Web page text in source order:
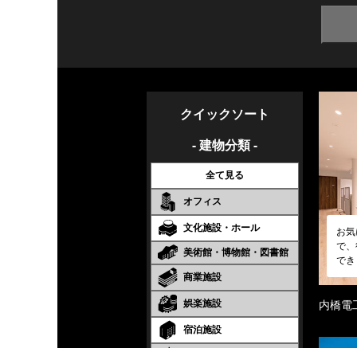
クイックソート
- 建物分類 -
全て見る
オフィス
文化施設・ホール
美術館・博物館・図書館
商業施設
娯楽施設
宿泊施設
お
で
で
内橋電